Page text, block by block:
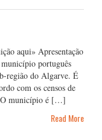
aqui» Apresentação
português
região do Algarve. É
com os censos de
O município é […]
Read More